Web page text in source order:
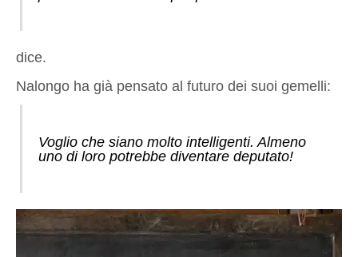
dice.
Nalongo ha già pensato al futuro dei suoi gemelli:
Voglio che siano molto intelligenti. Almeno
uno di loro potrebbe diventare deputato!